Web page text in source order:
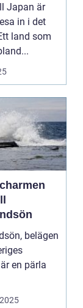
Japan är
in i det
land som
belägen
en pärla